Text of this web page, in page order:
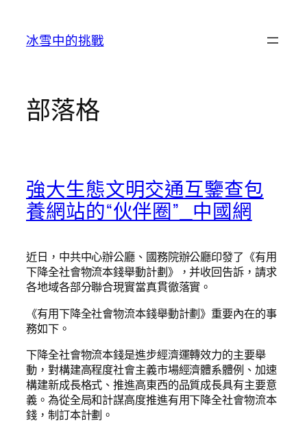
冰雪中的挑戰
部落格
強大生態文明交通互鑒查包
養網站的“伙伴圈”_中國網
近日，中共中心辦公廳、國務院辦公廳印發了《有用
下降全社會物流本錢舉動計劃》，并收回告訴，請求
各地域各部分聯合現實當真貫徹落實。
《有用下降全社會物流本錢舉動計劃》重要內在的事
務如下。
下降全社會物流本錢是進步經濟運轉效力的主要舉
動，對構建高程度社會主義市場經濟體系體例、加速
構建新成長格式、推進高東西的品質成長具有主要意
義。為從全局和計謀高度推進有用下降全社會物流本
錢，制訂本計劃。